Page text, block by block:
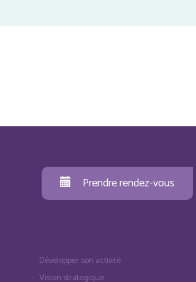
Prendre rendez-vous
Développer son activité
Vision strategique